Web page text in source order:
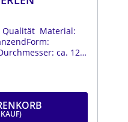
Qualität Material:
ca. 12